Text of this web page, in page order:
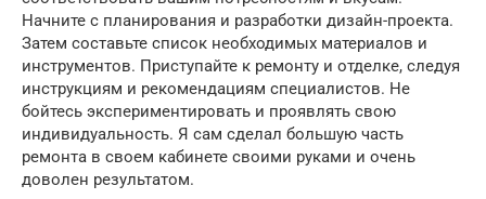
Начните с планирования и разработки дизайн-проекта.
Затем составьте список необходимых материалов и
инструментов. Приступайте к ремонту и отделке, следуя
инструкциям и рекомендациям специалистов. Не
бойтесь экспериментировать и проявлять свою
индивидуальность. Я сам сделал большую часть
ремонта в своем кабинете своими руками и очень
доволен результатом.